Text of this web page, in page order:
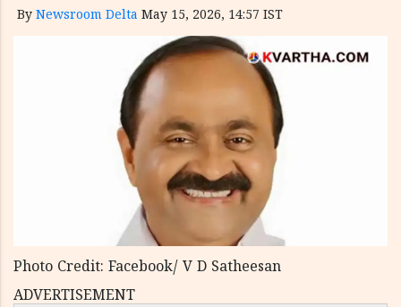
By Newsroom Delta May 15, 2026, 14:57 IST
Photo Credit: Facebook/ V D Satheesan
ADVERTISEMENT